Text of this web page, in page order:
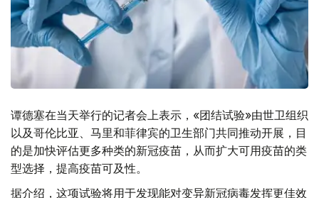
谭德塞在当天举行的记者会上表示，«团结试验»由世卫组织
以及哥伦比亚、马里和菲律宾的卫生部门共同推动开展，目
的是加快评估更多种类的新冠疫苗，从而扩大可用疫苗的类
型选择，提高疫苗可及性。
据介绍，这项试验将用于发现能对变异新冠病毒发挥更佳效